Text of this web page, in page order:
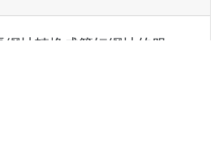
址轉換成簡短網址的服